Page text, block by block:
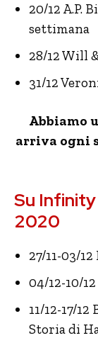
20/12 A.P.
settimana
28/12 Will
31/12
Abbiamo
arriva ogni
Su
2020
27/11-03/
04/12-10/
11/12-17/
Storia di